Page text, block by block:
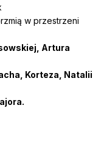
w przestrzeni
Artura
Korteza, Natalii